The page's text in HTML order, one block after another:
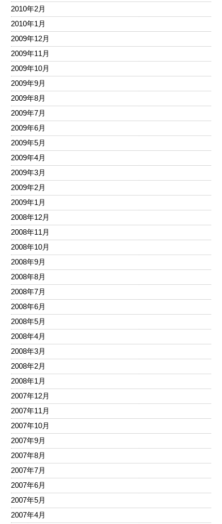
2010年2月
2010年1月
2009年12月
2009年11月
2009年10月
2009年9月
2009年8月
2009年7月
2009年6月
2009年5月
2009年4月
2009年3月
2009年2月
2009年1月
2008年12月
2008年11月
2008年10月
2008年9月
2008年8月
2008年7月
2008年6月
2008年5月
2008年4月
2008年3月
2008年2月
2008年1月
2007年12月
2007年11月
2007年10月
2007年9月
2007年8月
2007年7月
2007年6月
2007年5月
2007年4月